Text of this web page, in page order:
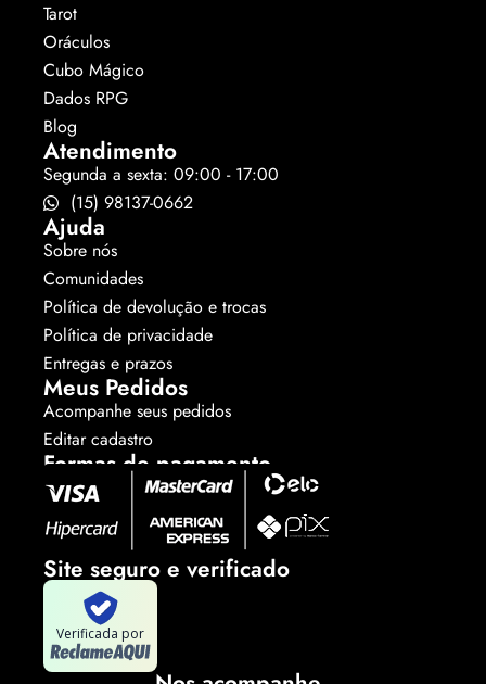
Tarot
Oráculos
Cubo Mágico
Dados RPG
Blog
Atendimento
Segunda a sexta: 09:00 - 17:00
(15) 98137-0662
Ajuda
Sobre nós
Comunidades
Política de devolução e trocas
Política de privacidade
Entregas e prazos
Meus Pedidos
Acompanhe seus pedidos
Editar cadastro
Formas de pagamento
Site seguro e verificado
Verificada por